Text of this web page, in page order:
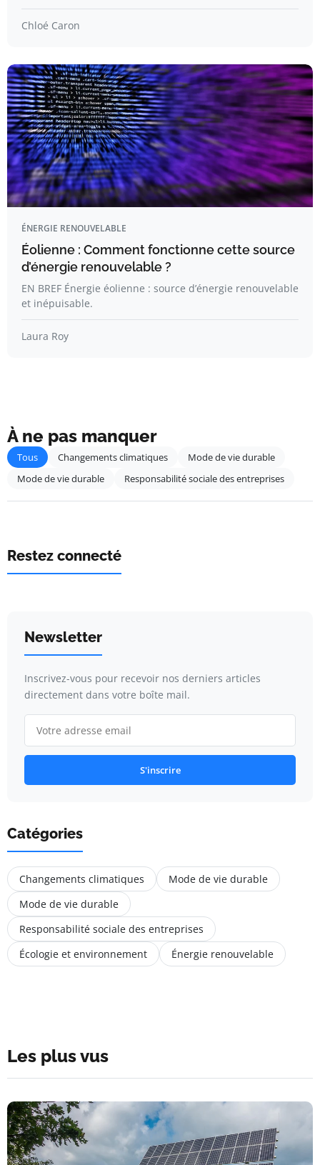
Chloé Caron
ÉNERGIE RENOUVELABLE
Éolienne : Comment fonctionne cette source
d’énergie renouvelable ?
EN BREF Énergie éolienne : source d’énergie renouvelable
et inépuisable.
Laura Roy
À ne pas manquer
Tous Changements climatiques
Mode de vie durable
Mode de vie durable
Responsabilité sociale des entreprises
Restez connecté
Newsletter
Inscrivez-vous pour recevoir nos derniers articles
directement dans votre boîte mail.
S'inscrire
Catégories
Changements climatiques
Mode de vie durable
Mode de vie durable
Responsabilité sociale des entreprises
Écologie et environnement
Énergie renouvelable
Les plus vus